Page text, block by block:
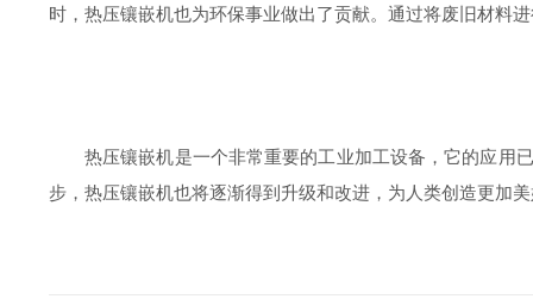
时，热压镶嵌机也为环保事业做出了贡献。通过将废旧材料
热压镶嵌机是一个非常重要的工业加工设备，它的应用
步，热压镶嵌机也将逐渐得到升级和改进，为人类创造更加